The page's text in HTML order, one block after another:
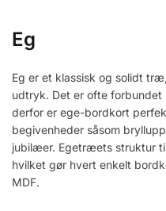
Eg
Eg er et klassisk og solidt
udtryk. Det er ofte
derfor er ege-bordkort
begivenheder såsom
jubilæer. Egetræets struktur
hvilket gør hvert enkelt
MDF.